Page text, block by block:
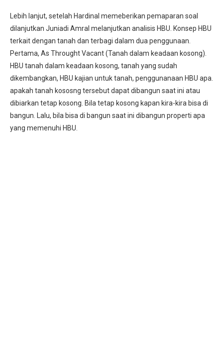
Lebih lanjut, setelah Hardinal memeberikan pemaparan soal
dilanjutkan Juniadi Amral melanjutkan analisis HBU. Konsep HBU
terkait dengan tanah dan terbagi dalam dua penggunaan.
Pertama, As Throught Vacant (Tanah dalam keadaan kosong).
HBU tanah dalam keadaan kosong, tanah yang sudah
dikembangkan, HBU kajian untuk tanah, penggunanaan HBU apa.
apakah tanah kososng tersebut dapat dibangun saat ini atau
dibiarkan tetap kosong. Bila tetap kosong kapan kira-kira bisa di
bangun. Lalu, bila bisa di bangun saat ini dibangun properti apa
yang memenuhi HBU.